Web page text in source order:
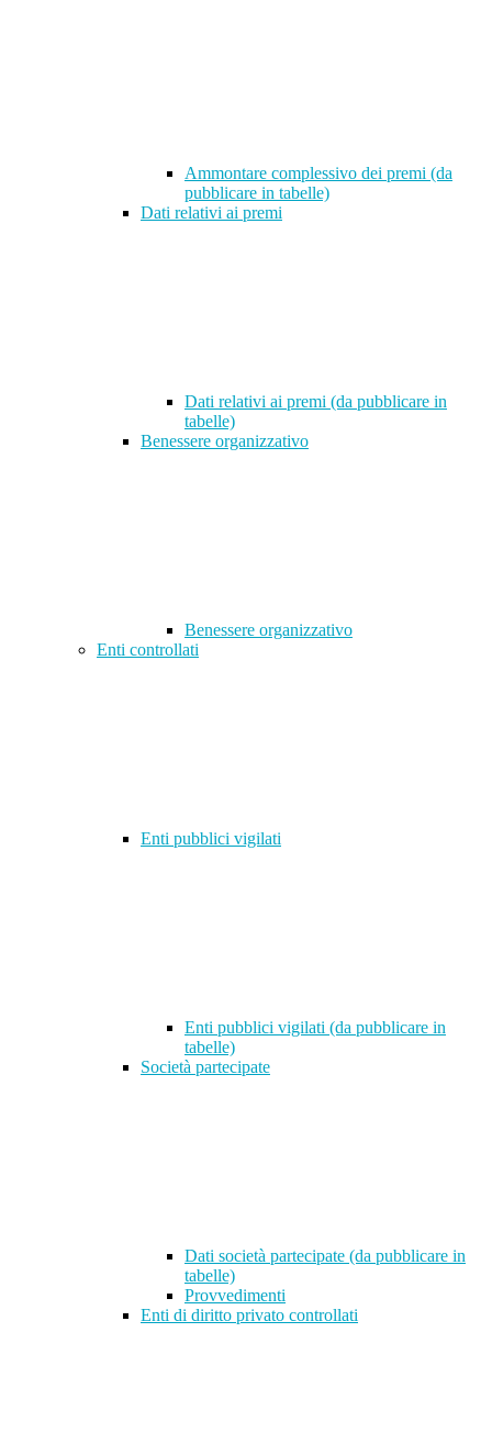
Ammontare complessivo dei premi (da
pubblicare in tabelle)
Dati relativi ai premi
Dati relativi ai premi (da pubblicare in
tabelle)
Benessere organizzativo
Benessere organizzativo
Enti controllati
Enti pubblici vigilati
Enti pubblici vigilati (da pubblicare in
tabelle)
Società partecipate
Dati società partecipate (da pubblicare in
tabelle)
Provvedimenti
Enti di diritto privato controllati